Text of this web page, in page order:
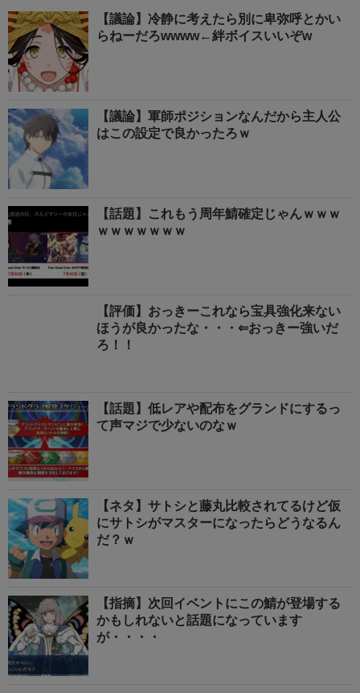
【議論】冷静に考えたら別に卑弥呼とかい
らねーだろwwww←絆ボイスいいぞw
【議論】軍師ポジションなんだから主人公
はこの設定で良かったろｗ
【話題】これもう周年鯖確定じゃんｗｗｗ
ｗｗｗｗｗｗｗ
【評価】おっきーこれなら宝具強化来ない
ほうが良かったな・・・⇐おっきー強いだ
ろ！！
【話題】低レアや配布をグランドにするっ
て声マジで少ないのなｗ
【ネタ】サトシと藤丸比較されてるけど仮
にサトシがマスターになったらどうなるん
だ？ｗ
【指摘】次回イベントにこの鯖が登場する
かもしれないと話題になっています
が・・・・